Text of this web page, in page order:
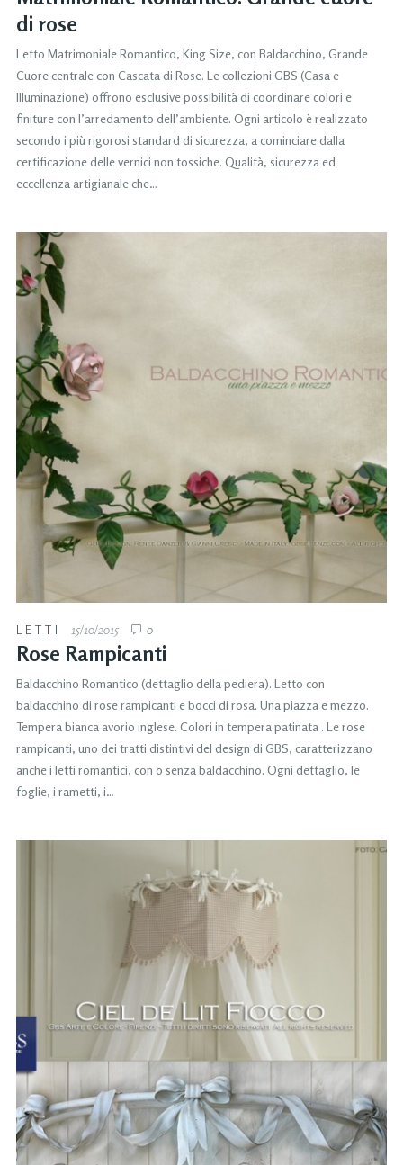
di rose
Letto Matrimoniale Romantico, King Size, con Baldacchino, Grande
Cuore centrale con Cascata di Rose. Le collezioni GBS (Casa e
Illuminazione) offrono esclusive possibilità di coordinare colori e
finiture con l’arredamento dell’ambiente. Ogni articolo è realizzato
secondo i più rigorosi standard di sicurezza, a cominciare dalla
certificazione delle vernici non tossiche. Qualità, sicurezza ed
eccellenza artigianale che…
LETTI 15/10/2015 0
Rose Rampicanti
Baldacchino Romantico (dettaglio della pediera). Letto con
baldacchino di rose rampicanti e bocci di rosa. Una piazza e mezzo.
Tempera bianca avorio inglese. Colori in tempera patinata . Le rose
rampicanti, uno dei tratti distintivi del design di GBS, caratterizzano
anche i letti romantici, con o senza baldacchino. Ogni dettaglio, le
foglie, i rametti, i…